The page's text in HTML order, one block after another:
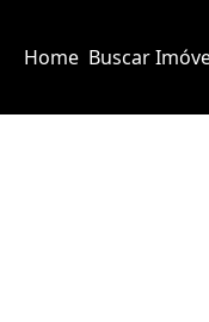
Home Buscar